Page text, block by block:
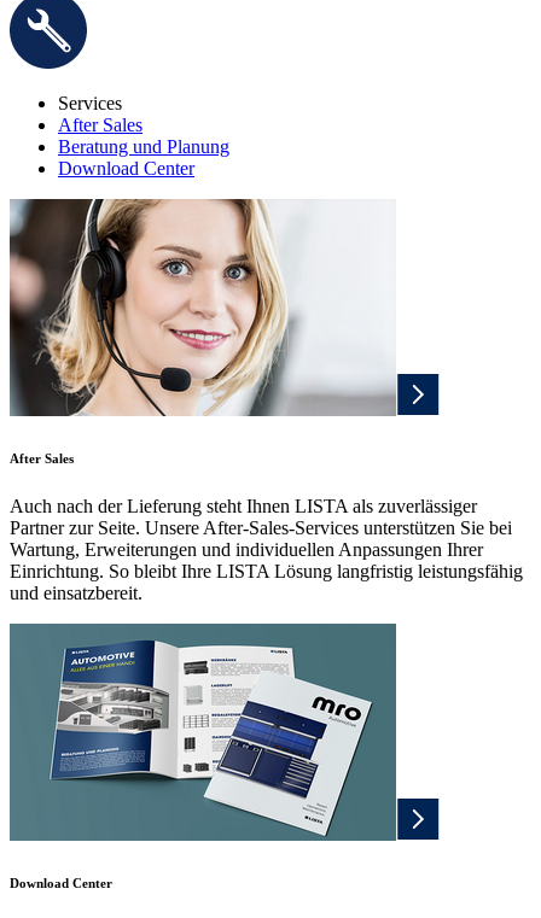
Services
After Sales
Beratung und Planung
Download Center
After Sales
Auch nach der Lieferung steht Ihnen LISTA als zuverlässiger
Partner zur Seite. Unsere After-Sales-Services unterstützen Sie bei
Wartung, Erweiterungen und individuellen Anpassungen Ihrer
Einrichtung. So bleibt Ihre LISTA Lösung langfristig leistungsfähig
und einsatzbereit.
Download Center